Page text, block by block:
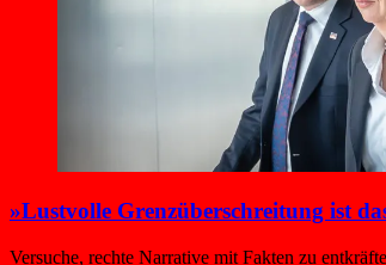
»Lustvolle Grenz­überschreitung ist
Versuche, rechte Narrative mit Fakten zu